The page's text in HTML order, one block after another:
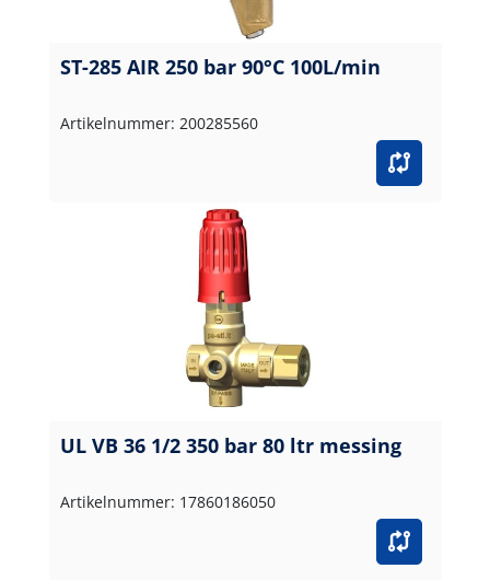
ST-285 AIR 250 bar 90°C 100L/min
Artikelnummer: 200285560
UL VB 36 1/2 350 bar 80 ltr messing
Artikelnummer: 17860186050